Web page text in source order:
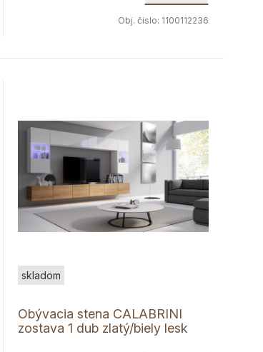
Obj. čislo: 1100112236
Obývacia stena CALABRINI
zostava 1 dub zlatý/biely lesk
skladom